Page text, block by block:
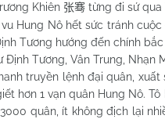
Khiên 张骞 từng đi sứ qua
Nô hết sức tránh cuộc
Tương hướng đến chính
Định Tương, Vân Trung, Nhạn
truyền lệnh đại quân, xuất
hơn 1 vạn quân Hung Nô.
quân, ít không địch lại